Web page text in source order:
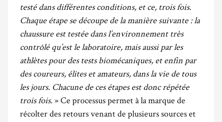
testé dans différentes conditions, et ce, trois fois.
Chaque étape se découpe de la manière suivante : la
chaussure est testée dans l’environnement très
contrôlé qu’est le laboratoire, mais aussi par les
athlètes pour des tests biomécaniques, et enfin par
des coureurs, élites et amateurs, dans la vie de tous
les jours. Chacune de ces étapes est donc répétée
trois fois.» Ce processus permet à la marque de
récolter des retours venant de plusieurs sources et